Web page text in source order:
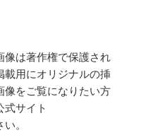
像は著作権で保護され
載用にオリジナルの挿
像をご覧になりたい方
式サイト
。